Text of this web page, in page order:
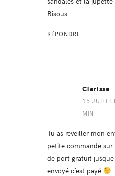
Bisous
RÉPONDRE
Clarisse
15
MIN
Tu as reveiller mon
petite commande sur
de port gratuit
envoyé c’est payé